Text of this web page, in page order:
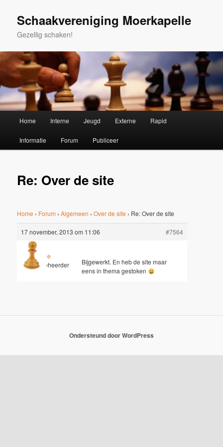
primaire
Schaakvereniging Moerkapelle
Gezellig schaken!
Home Interne Jeugd Externe Rapid
Informatie Forum Publiceer
Re: Over de site
Home › Forum › Algemeen › Over de site › Re: Over de site
17 november, 2013 om 11:06 #7564
Jesse
Sleutelbeheerder
Bijgewerkt. En heb de site maar
eens in thema gestoken
Ondersteund door WordPress